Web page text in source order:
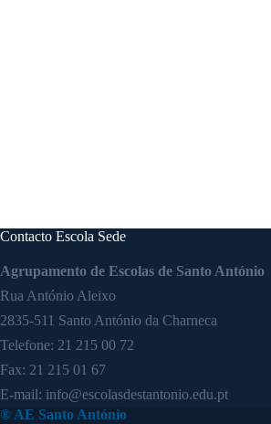
Contacto Escola Sede
Agrupamento de Escolas de Santo António
Rua António Aleixo
2835-511 Santo António da Charneca
Telefone: 21 215 00 72
Fax: 21 215 01 67
E-mail: info@escolasdestantonio.edu.pt
® AE Santo António